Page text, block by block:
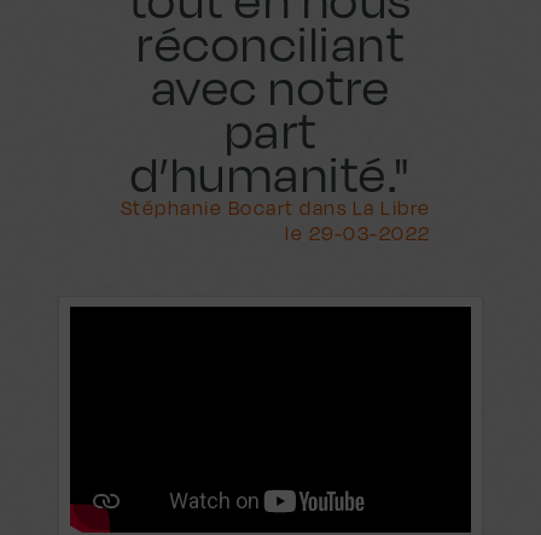
réconciliant
avec notre
part
d’humanité."
Stéphanie Bocart dans La Libre
le 29-03-2022